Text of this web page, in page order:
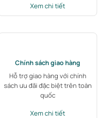
Xem chi tiết
Chính sách giao hàng
Hỗ trợ giao hàng với chính
sách ưu đãi đặc biệt trên toàn
quốc
Xem chi tiết